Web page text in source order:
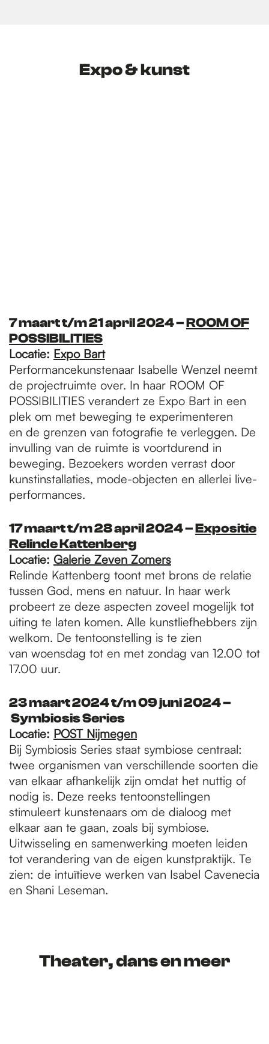
Expo & kunst
7 maart t/m 21 april 2024 –ROOM OF
POSSIBILITIES
Locatie: Expo Bart
Performancekunstenaar Isabelle Wenzel neemt
de projectruimte over. In haar ROOM OF
POSSIBILITIES verandert ze Expo Bart in een
plek om met beweging te experimenteren
en de grenzen van fotografie te verleggen. De
invulling van de ruimte is voortdurend in
beweging. Bezoekers worden verrast door
kunstinstallaties, mode-objecten en allerlei live-
performances.
17 maart t/m 28 april 2024 –Expositie
Relinde Kattenberg
Locatie: Galerie Zeven Zomers
Relinde Kattenberg toont met brons de relatie
tussen God, mens en natuur. In haar werk
probeert ze deze aspecten zoveel mogelijk tot
uiting te laten komen. Alle kunstliefhebbers zijn
welkom. De tentoonstelling is te zien
van woensdag tot en met zondag van 12.00 tot
17.00 uur.
23 maart 2024 t/m 09 juni 2024 –
Symbiosis Series
Locatie: POST Nijmegen
Bij Symbiosis Series staat symbiose centraal:
twee organismen van verschillende soorten die
van elkaar afhankelijk zijn omdat het nuttig of
nodig is. Deze reeks tentoonstellingen
stimuleert kunstenaars om de dialoog met
elkaar aan te gaan, zoals bij symbiose.
Uitwisseling en samenwerking moeten leiden
tot verandering van de eigen kunstpraktijk. Te
zien: de intuïtieve werken van Isabel Cavenecia
en Shani Leseman.
Theater, dans en meer